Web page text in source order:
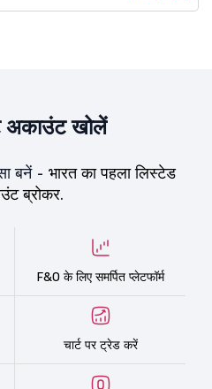
अकाउंट खोलें
बनें - भारत का पहला लिस्टेड
ब्रोकर.
F&O के लिए समर्पित प्लेटफॉर्म
चार्ट पर ट्रेड करें